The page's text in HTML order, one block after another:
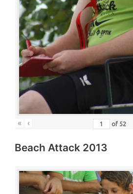
« ‹ of 52
Beach Attack 2013